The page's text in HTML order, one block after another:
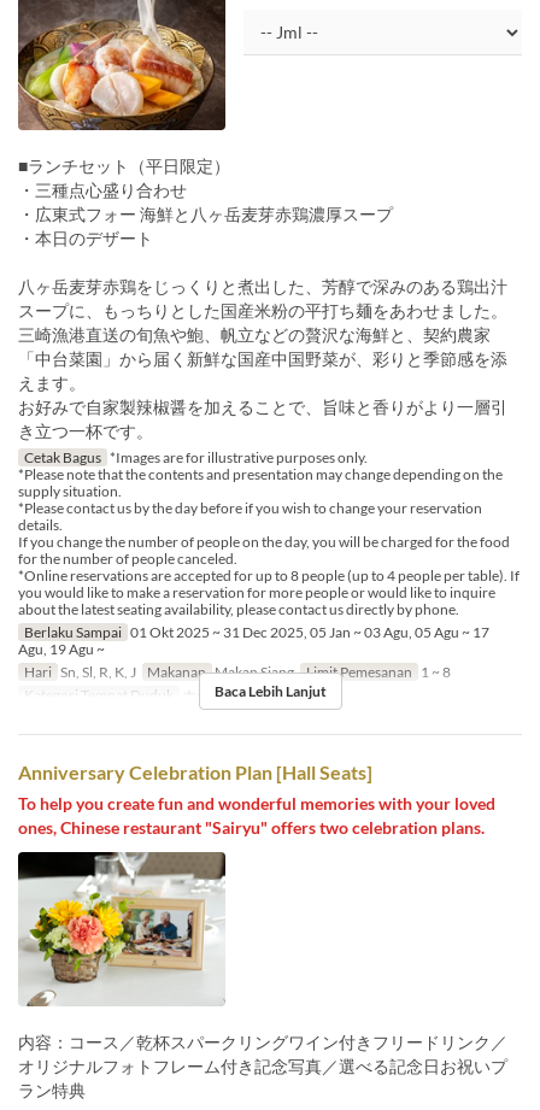
■ランチセット（平日限定）
・三種点心盛り合わせ
・広東式フォー 海鮮と八ヶ岳麦芽赤鶏濃厚スープ
・本日のデザート
八ヶ岳麦芽赤鶏をじっくりと煮出した、芳醇で深みのある鶏出汁
スープに、もっちりとした国産米粉の平打ち麺をあわせました。
三崎漁港直送の旬魚や鮑、帆立などの贅沢な海鮮と、契約農家
「中台菜園」から届く新鮮な国産中国野菜が、彩りと季節感を添
えます。
お好みで自家製辣椒醤を加えることで、旨味と香りがより一層引
き立つ一杯です。
Cetak Bagus *Images are for illustrative purposes only.
*Please note that the contents and presentation may change depending on the
supply situation.
*Please contact us by the day before if you wish to change your reservation
details.
If you change the number of people on the day, you will be charged for the food
for the number of people canceled.
*Online reservations are accepted for up to 8 people (up to 4 people per table). If
you would like to make a reservation for more people or would like to inquire
about the latest seating availability, please contact us directly by phone.
Berlaku Sampai 01 Okt 2025 ~ 31 Dec 2025, 05 Jan ~ 03 Agu, 05 Agu ~ 17
Agu, 19 Agu ~
Hari Sn, Sl, R, K, J Makanan Makan Siang Limit Pemesanan 1 ~ 8
Kategori Tempat Duduk
ホール席Baca Lebih Lanjut
Anniversary Celebration Plan [Hall Seats]
To help you create fun and wonderful memories with your loved
ones, Chinese restaurant "Sairyu" offers two celebration plans.
内容：コース／乾杯スパークリングワイン付きフリードリンク／
オリジナルフォトフレーム付き記念写真／選べる記念日お祝いプ
ラン特典